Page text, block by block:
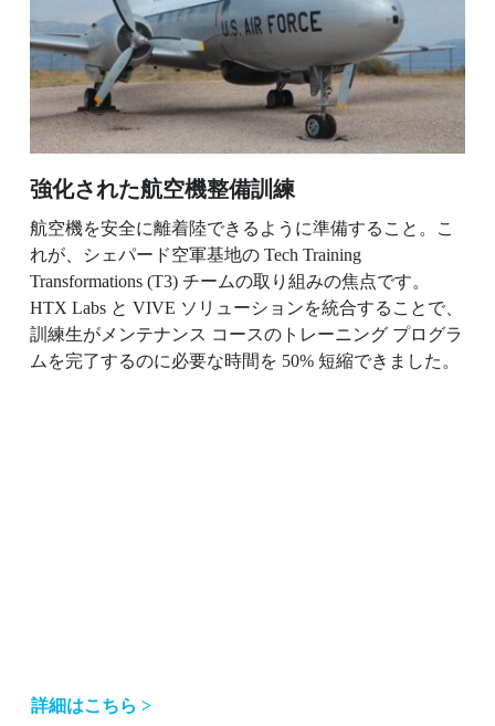
強化された航空機整備訓練
航空機を安全に離着陸できるように準備すること。こ
れが、シェパード空軍基地の Tech Training
Transformations (T3) チームの取り組みの焦点です。
HTX Labs と VIVE ソリューションを統合することで、
訓練生がメンテナンス コースのトレーニング プログラ
ムを完了するのに必要な時間を 50% 短縮できました。
詳細はこちら >